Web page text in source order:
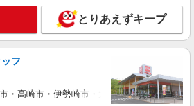
とりあえずキープ
フ
・高崎市・伊勢崎市・太田市・館林市・藤